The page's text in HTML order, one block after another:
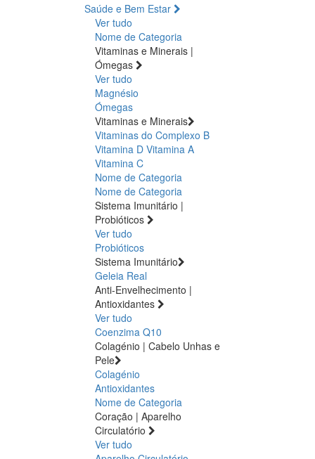
Saúde e Bem Estar
Ver tudo
Nome de Categoria
Vitaminas e Minerais |
Ómegas
Ver tudo
Magnésio
Ómegas
Vitaminas e Minerais
Vitaminas do Complexo B
Vitamina D Vitamina A
Vitamina C
Nome de Categoria
Nome de Categoria
Sistema Imunitário |
Probióticos
Ver tudo
Probióticos
Sistema Imunitário
Geleia Real
Anti-Envelhecimento |
Antioxidantes
Ver tudo
Coenzima Q10
Colagénio | Cabelo Unhas e
Pele
Colagénio
Antioxidantes
Nome de Categoria
Coração | Aparelho
Circulatório
Ver tudo